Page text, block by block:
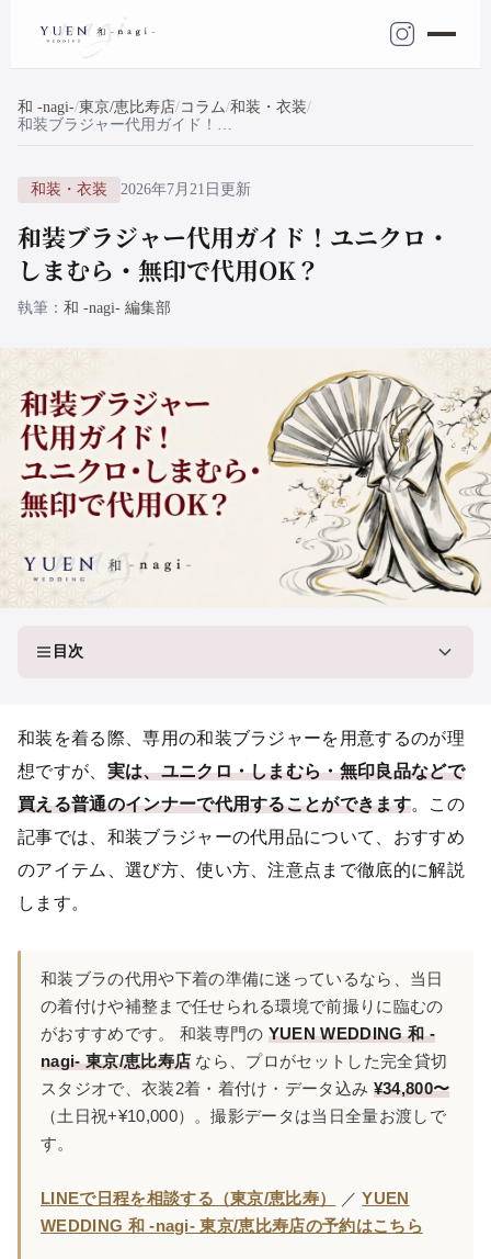
和 -nagi- 東京/恵比寿店 コラム 和装・衣装
和装ブラジャー代用ガイド！ユニクロ・しまむら・無印で代用OK？
和装・衣装 2026年7月21日更新
和装ブラジャー代用ガイド！ユニクロ・
しまむら・無印で代用OK？
執筆 和 -nagi- 編集部
目次
和装を着る際、専用の和装ブラジャーを用意するのが理
想ですが、 実は、ユニクロ・しまむら・無印良品などで
買える普通のインナーで代用することができます。この
記事では、和装ブラジャーの代用品について、おすすめ
のアイテム、選び方、使い方、注意点まで徹底的に解説
します。
和装ブラの代用や下着の準備に迷っているなら、当日
の着付けや補整まで任せられる環境で前撮りに臨むの
がおすすめです。 和装専門の YUEN WEDDING 和 -
nagi- 東京/恵比寿店 なら、プロがセットした完全貸切
スタジオで、衣装2着・着付け・データ込み ¥34,800〜
（土日祝+¥10,000）。撮影データは当日全量お渡しで
す。
LINEで日程を相談する（東京/恵比寿） ／YUEN
WEDDING 和 -nagi- 東京/恵比寿店の予約はこちら